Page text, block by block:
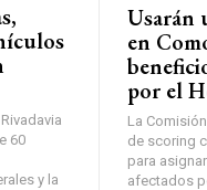
60
y la
Usarán
en
por el
La
de scoring
para
afectados